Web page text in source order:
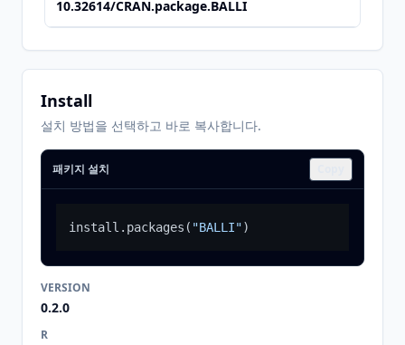
10.32614/CRAN.package.BALLI
Install
설치 방법을 선택하고 바로 복사합니다.
패키지 설치
install.packages ( "BALLI")
VERSION
0.2.0
R